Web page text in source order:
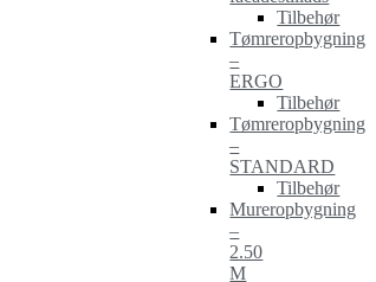
Tilbehør
Tømreropbygning
–
ERGO
Tilbehør
Tømreropbygning
–
STANDARD
Tilbehør
Mureropbygning
–
2.50
M